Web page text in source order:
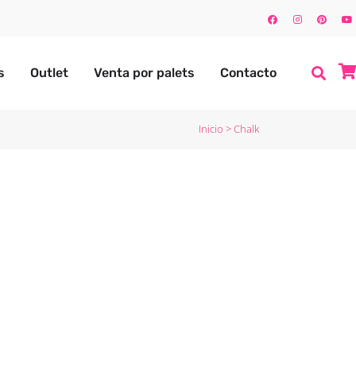
Outlet Venta por palets Contacto
Inicio >Chalk